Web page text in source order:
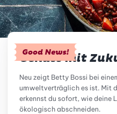
Good News!
Genuss mit
Neu zeigt Betty Bossi bei
umweltverträglich es ist. Mit
erkennst du sofort, wie deine
ökologisch abschneiden.